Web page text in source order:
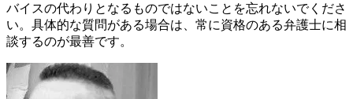
バイスの代わりとなるものではないことを忘れないでくださ
い。具体的な質問がある場合は、常に資格のある弁護士に相
談するのが最善です。